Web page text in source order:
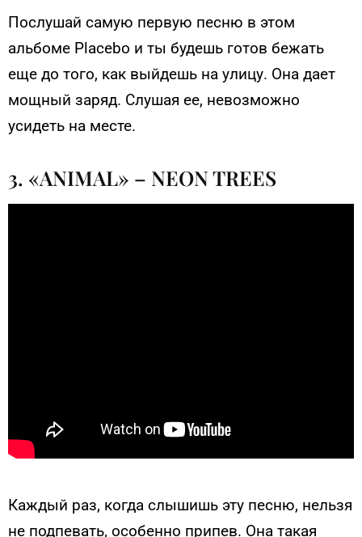
Послушай самую первую песню в этом
альбоме Placebo и ты будешь готов бежать
еще до того, как выйдешь на улицу. Она дает
мощный заряд. Слушая ее, невозможно
усидеть на месте.
3. «ANIMAL» – NEON TREES
Каждый раз, когда слышишь эту песню, нельзя
не подпевать, особенно припев. Она такая